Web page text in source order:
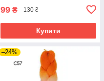
99 ₴ 130 ₴
Купити
–24%